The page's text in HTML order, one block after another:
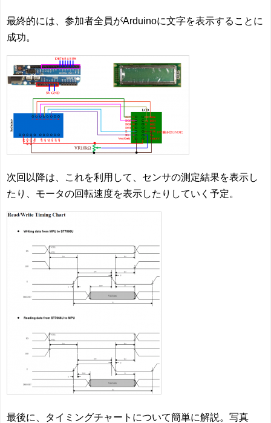
最終的には、参加者全員がArduinoに文字を表示することに
成功。
次回以降は、これを利用して、センサの測定結果を表示し
たり、モータの回転速度を表示したりしていく予定。
最後に、タイミングチャートについて簡単に解説。写真